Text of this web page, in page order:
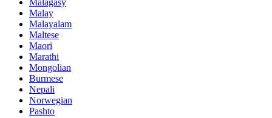
Malagasy
Malay
Malayalam
Maltese
Maori
Marathi
Mongolian
Burmese
Nepali
Norwegian
Pashto